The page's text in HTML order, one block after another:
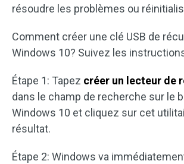
résoudre les problèmes ou
Comment créer une clé USB de
Windows 10? Suivez les
Étape 1: Tapez créer un lecteur de
dans le champ de recherche sur le
Windows 10 et cliquez sur cet
résultat.
Étape 2: Windows va